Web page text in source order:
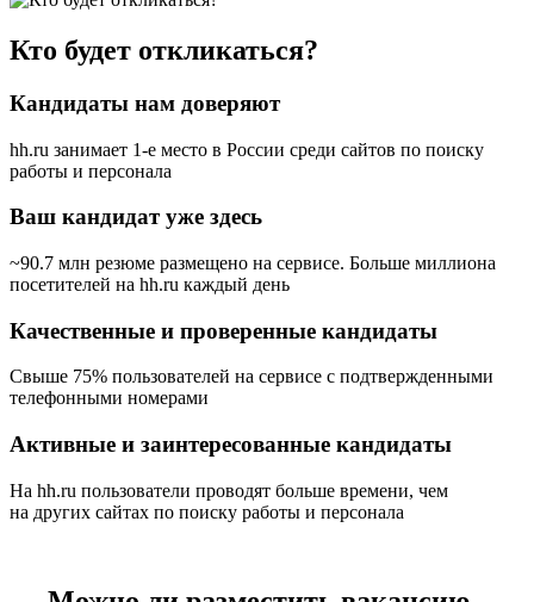
Кто будет откликаться?
Кандидаты нам доверяют
hh.ru занимает 1-е место в России среди сайтов по поиску
работы и персонала
Ваш кандидат уже здесь
~90.7 млн резюме размещено на сервисе. Больше миллиона
посетителей на hh.ru каждый день
Качественные и проверенные кандидаты
Свыше 75% пользователей на сервисе с подтвержденными
телефонными номерами
Активные и заинтересованные кандидаты
На hh.ru пользователи проводят больше времени, чем
на других сайтах по поиску работы и персонала